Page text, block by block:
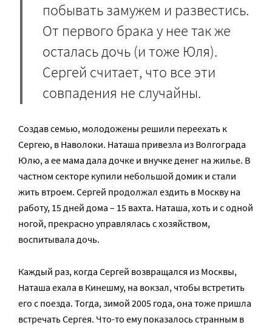
побывать замужем и развестись.
От первого брака у нее так же
осталась дочь (и тоже Юля).
Сергей считает, что все эти
совпадения не случайны.
Создав семью, молодожены решили переехать к
Сергею, в Наволоки. Наташа привезла из Волгограда
Юлю, а ее мама дала дочке и внучке денег на жилье. В
частном секторе купили небольшой домик и стали
жить втроем. Сергей продолжал ездить в Москву на
работу, 15 дней дома – 15 вахта. Наташа, хоть и с одной
ногой, прекрасно управлялась с хозяйством,
воспитывала дочь.
Каждый раз, когда Сергей возвращался из Москвы,
Наташа ехала в Кинешму, на вокзал, чтобы встретить
его с поезда. Тогда, зимой 2005 года, она тоже пришла
встречать Сергея. Что-то ему показалось странным в